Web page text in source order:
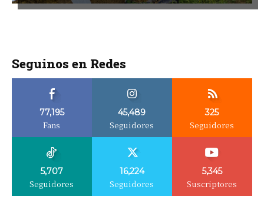
Seguinos en Redes
77,195
Fans
45,489
Seguidores
325
Seguidores
5,707
Seguidores
16,224
Seguidores
5,345
Suscriptores